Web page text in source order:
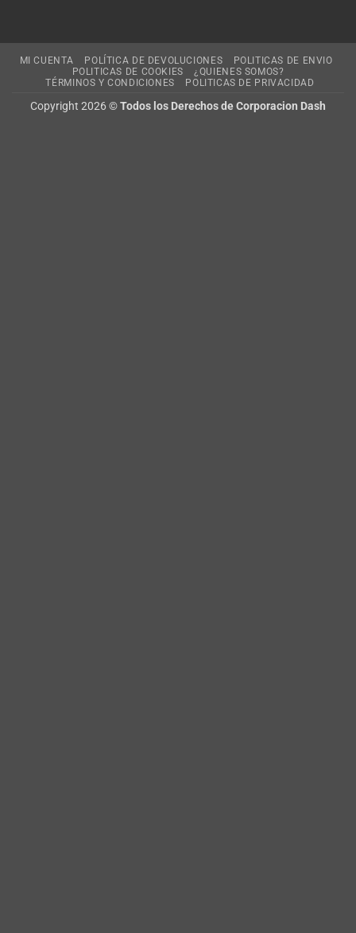
MI CUENTA POLÍTICA DE DEVOLUCIONES
POLITICAS DE ENVIO
POLITICAS DE COOKIES
¿QUIENES SOMOS?
TÉRMINOS Y CONDICIONES
POLITICAS DE PRIVACIDAD
Copyright 2026 ©Todos los Derechos de Corporacion Dash